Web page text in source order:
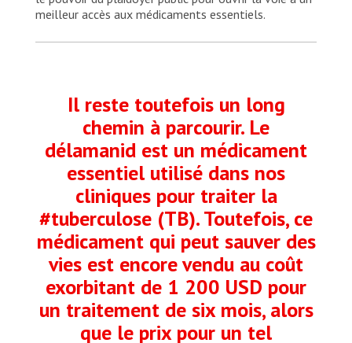
meilleur accès aux médicaments essentiels.
Il reste toutefois un long
chemin à parcourir. Le
délamanid est un médicament
essentiel utilisé dans nos
cliniques pour traiter la
#tuberculose (TB). Toutefois, ce
médicament qui peut sauver des
vies est encore vendu au coût
exorbitant de 1 200 USD pour
un traitement de six mois, alors
que le prix pour un tel